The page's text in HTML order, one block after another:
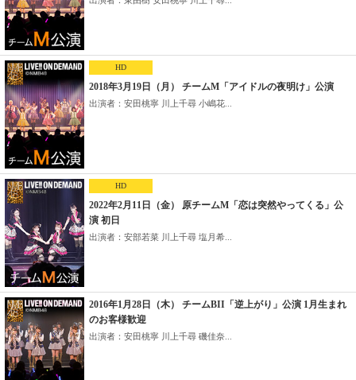
HD
2018年3月19日（月） チームM「アイドルの夜明け」公演
出演者：安田桃寧 川上千尋 小嶋花...
HD
2022年2月11日（金） 原チームM「恋は突然やってくる」公
演 初日
出演者：安部若菜 川上千尋 塩月希...
2016年1月28日（木） チームBII「逆上がり」公演 1月生まれ
のお客様歓迎
出演者：安田桃寧 川上千尋 磯佳奈...